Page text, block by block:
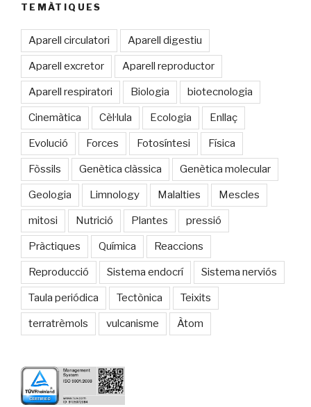
TEMÀTIQUES
Aparell circulatori Aparell digestiu
Aparell excretor Aparell reproductor
Aparell respiratori Biologia biotecnologia
Cinemàtica Cèl·lula Ecologia Enllaç
Evolució Forces Fotosíntesi Física
Fòssils Genètica clàssica Genètica molecular
Geologia Limnology Malalties Mescles
mitosi Nutrició Plantes pressió
Pràctiques Química Reaccions
Reproducció Sistema endocrí Sistema nerviós
Taula periódica Tectònica Teixits
terratrèmols vulcanisme Àtom